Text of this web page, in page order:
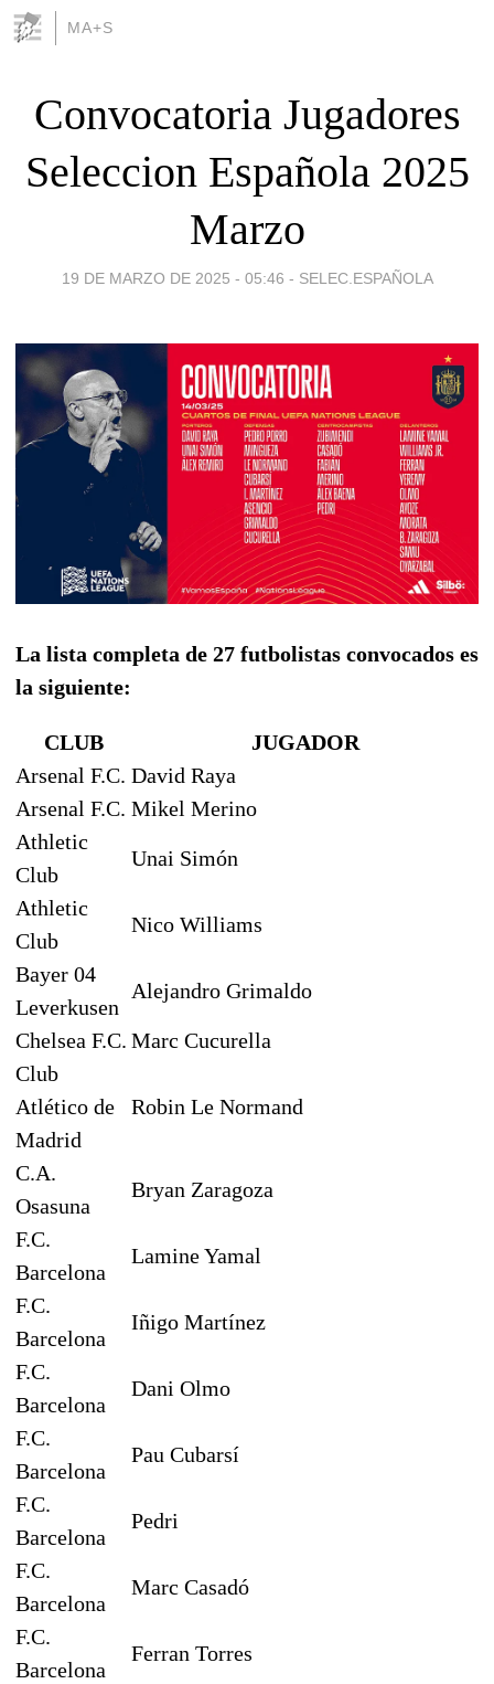
MA+S
Convocatoria Jugadores
Seleccion Española 2025
Marzo
19 DE MARZO DE 2025 - 05:46 - SELEC.ESPAÑOLA
La lista completa de 27 futbolistas convocados es
la siguiente:
CLUB
JUGADOR
Arsenal F.C. David Raya
Arsenal F.C. Mikel Merino
Athletic
Club
Unai Simón
Athletic
Club
Nico Williams
Bayer 04
Leverkusen
Alejandro Grimaldo
Chelsea F.C. Marc Cucurella
Club
Atlético de
Madrid
Robin Le Normand
C.A.
Osasuna
Bryan Zaragoza
F.C.
Barcelona
Lamine Yamal
F.C.
Barcelona
Iñigo Martínez
F.C.
Barcelona
Dani Olmo
F.C.
Barcelona
Pau Cubarsí
F.C.
Barcelona
Pedri
F.C.
Barcelona
Marc Casadó
F.C.
Barcelona
Ferran Torres